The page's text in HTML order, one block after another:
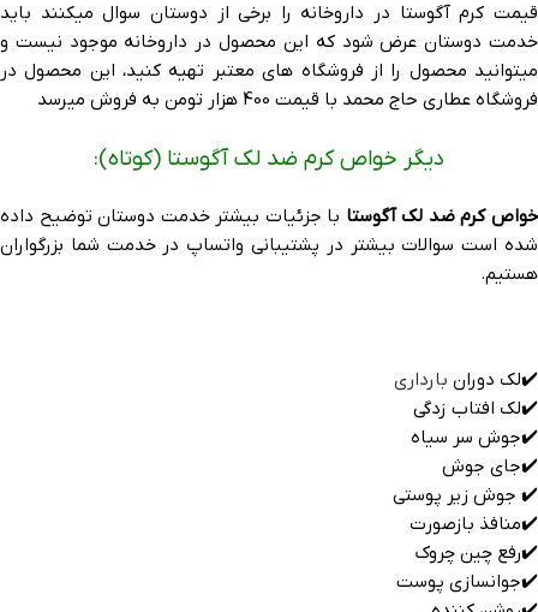
قیمت کرم آگوستا در داروخانه را برخی از دوستان سوال میکنند باید
خدمت دوستان عرض شود که این محصول در داروخانه موجود نیست و
میتوانید محصول را از فروشگاه های معتبر تهیه کنید، این محصول در
فروشگاه عطاری حاج محمد با قیمت 400 هزار تومن به فروش میرسد
دیگر خواص کرم ضد لک آگوستا (کوتاه):
خواص کرم ضد لک آگوستا با جزئیات بیشتر خدمت دوستان توضیح داده
شده است سوالات بیشتر در پشتیبانی واتساپ در خدمت شما بزرگواران
هستیم.
✔️لک دوران بارداری
✔️لک افتاب زدگی
✔️جوش سر سیاه
✔️جای جوش
✔️ جوش زیر پوستی
✔️منافذ بازصورت
✔️رفع چین چروک
✔️جوانسازی پوست